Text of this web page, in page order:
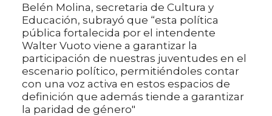
Belén Molina, secretaria de Cultura y
Educación, subrayó que “esta política
pública fortalecida por el intendente
Walter Vuoto viene a garantizar la
participación de nuestras juventudes en el
escenario político, permitiéndoles contar
con una voz activa en estos espacios de
definición que además tiende a garantizar
la paridad de género"